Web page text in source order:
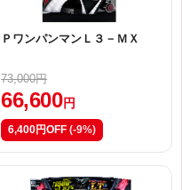
ＰワンパンマンＬ３－ＭＸ
73,000円
66,600 円
6,400円OFF (-9%)